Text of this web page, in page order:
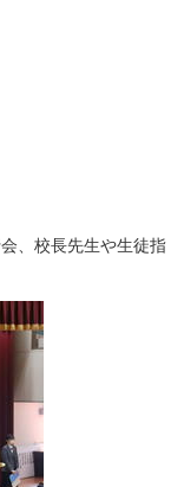
、校長先生や生徒指